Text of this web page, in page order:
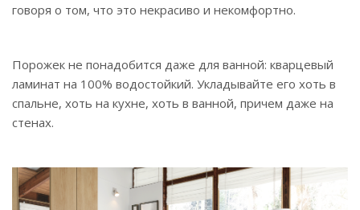
говоря о том, что это некрасиво и некомфортно.
Порожек не понадобится даже для ванной: кварцевый
ламинат на 100% водостойкий. Укладывайте его хоть в
спальне, хоть на кухне, хоть в ванной, причем даже на
стенах.